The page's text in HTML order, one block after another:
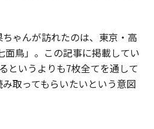
ゃんが訪れたのは、東京・高
面鳥」。この記事に掲載してい
というよりも7枚全てを通して
取ってもらいたいという意図